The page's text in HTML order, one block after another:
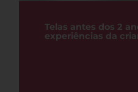
Telas antes dos 2
experiências da